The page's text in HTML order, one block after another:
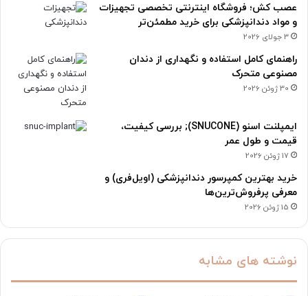
عصب کش؛ فروشگاه اینترنتی تخصصی تجهیزات
و مواد دندانپزشکی برای خرید مطمئن‌تر
3 جولای 2026
راهنمای کامل استفاده و نگهداری از دندان
مصنوعی متحرک
30 ژوئن 2026
ایمپلنت اسنو (SNUCONE); بررسی کیفیت،
قیمت و طول عمر
17 ژوئن 2026
خرید بهترین کمپرسور دندانپزشکی (اویل‌فری) و
معرفی پرفروش‌ترین‌ها
15 ژوئن 2026
نوشته های مشابه